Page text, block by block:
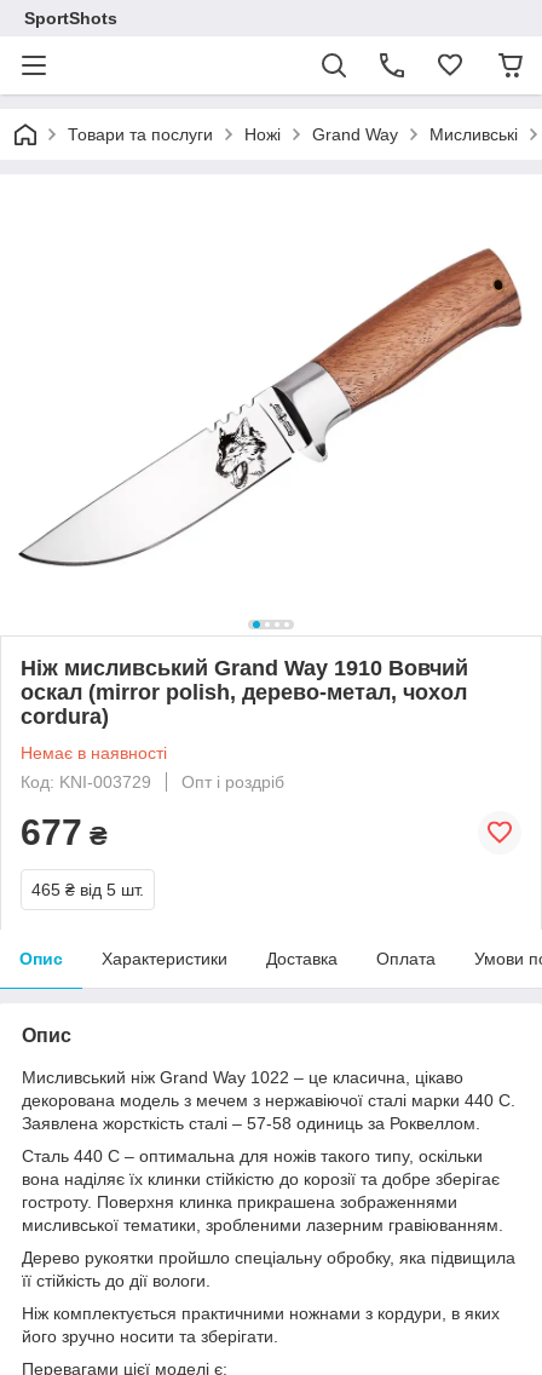
SportShots
Товари та послуги Ножі Grand Way Мисливські
Ніж мисливський Grand Way 1910 Вовчий
оскал (mirror polish, дерево-метал, чохол
cordura)
Немає в наявності
Код: KNI-003729
Опт і роздріб
677 ₴
465 ₴ від 5 шт.
Опис Характеристики Доставка Оплата Умови
Опис
Мисливський ніж Grand Way 1022 – це класична, цікаво
декорована модель з мечем з нержавіючої сталі марки 440 С.
Заявлена жорсткість сталі – 57-58 одиниць за Роквеллом.
Сталь 440 С – оптимальна для ножів такого типу, оскільки
вона наділяє їх клинки стійкістю до корозії та добре зберігає
гостроту. Поверхня клинка прикрашена зображеннями
мисливської тематики, зробленими лазерним гравіюванням.
Дерево рукоятки пройшло спеціальну обробку, яка підвищила
її стійкість до дії вологи.
Ніж комплектується практичними ножнами з кордури, в яких
його зручно носити та зберігати.
Перевагами цієї моделі є: